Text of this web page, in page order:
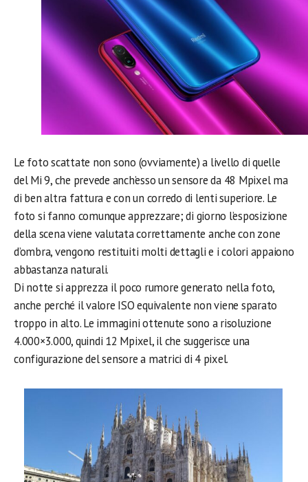
Le foto scattate non sono (ovviamente) a livello di quelle
del Mi 9, che prevede anch’esso un sensore da 48 Mpixel ma
di ben altra fattura e con un corredo di lenti superiore. Le
foto si fanno comunque apprezzare; di giorno l’esposizione
della scena viene valutata correttamente anche con zone
d’ombra, vengono restituiti molti dettagli e i colori appaiono
abbastanza naturali.
Di notte si apprezza il poco rumore generato nella foto,
anche perché il valore ISO equivalente non viene sparato
troppo in alto. Le immagini ottenute sono a risoluzione
4.000×3.000, quindi 12 Mpixel, il che suggerisce una
configurazione del sensore a matrici di 4 pixel.